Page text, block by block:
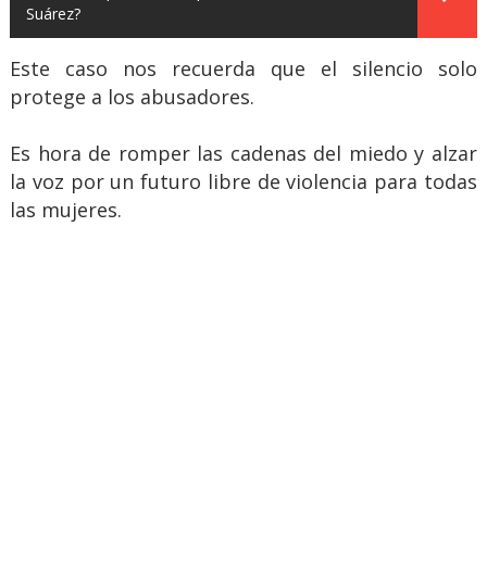
Suárez?
Este caso nos recuerda que el silencio solo
protege a los abusadores.
Es hora de romper las cadenas del miedo y alzar
la voz por un futuro libre de violencia para todas
las mujeres.